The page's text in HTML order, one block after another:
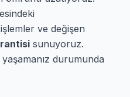
ve değişen
sunuyoruz.
durumunda